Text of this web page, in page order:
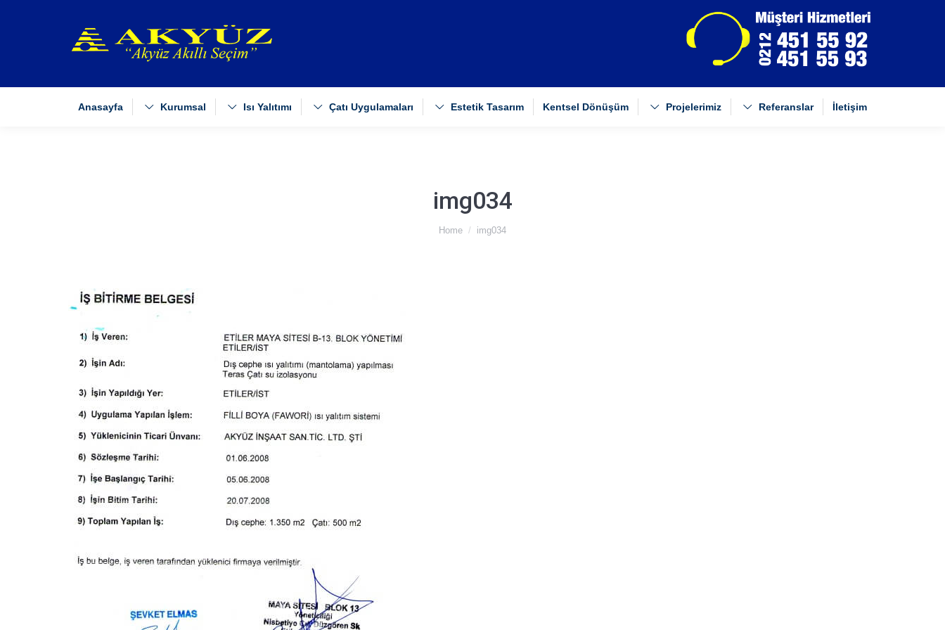
Anasayfa Kurumsal Isı Yalıtımı Çatı Uygulamaları Estetik Tasarım Kentsel Dönüşüm Projelerimiz Referanslar İletişim
img034
Home img034